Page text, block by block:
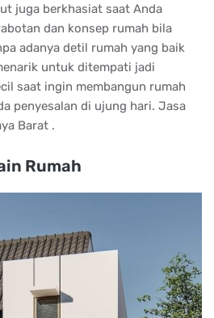
juga berkhasiat saat Anda
dan konsep rumah bila
adanya detil rumah yang baik
untuk ditempati jadi
saat ingin membangun rumah
penyesalan di ujung hari. Jasa
Barat .
Rumah